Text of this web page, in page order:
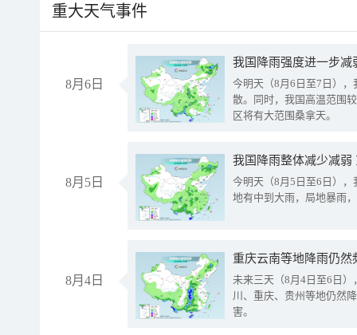
重大天气事件
8月6日
今明天（8月6日至7日）
散。同时，我国高温范围
区将有大范围桑拿天。
8月5日
我国降雨整体减少减弱
今明天（8月5日至6日）
地有中到大雨，局地暴雨
8月4日
重庆云南等地降雨仍然
未来三天（8月4日至6日
川、重庆、贵州等地仍然
害。